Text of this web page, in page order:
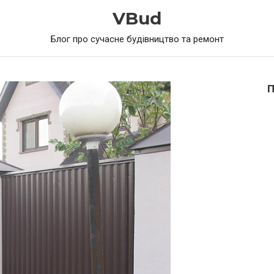
VBud
Блог про сучасне будівництво та ремонт